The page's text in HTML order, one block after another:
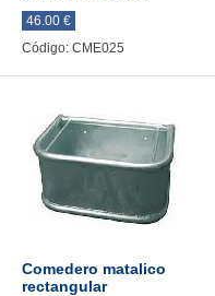
46.00 €
Código: CME025
Comedero matalico
rectangular